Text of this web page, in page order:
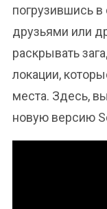
погрузившись
друзьями или
раскрывать
локации,
места. Здесь,
новую версию